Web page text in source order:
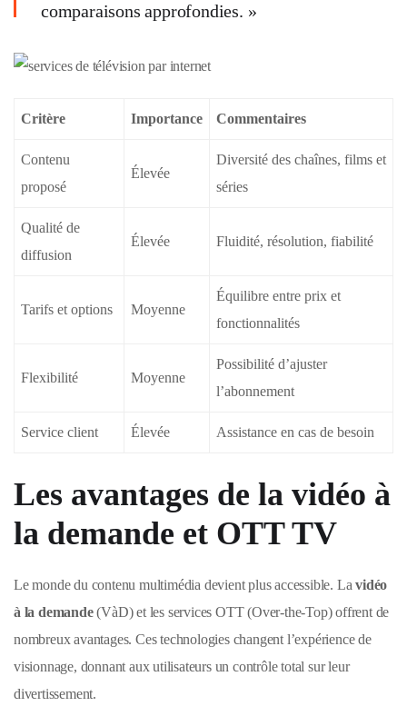
comparaisons approfondies. »
Critère Importance Commentaires
Contenu
proposé
Élevée
Diversité des chaînes, films et
séries
Qualité de
diffusion
Élevée Fluidité, résolution, fiabilité
Tarifs et options Moyenne
Équilibre entre prix et
fonctionnalités
Flexibilité Moyenne
Possibilité d’ajuster
l’abonnement
Service client Élevée Assistance en cas de besoin
Les avantages de la vidéo à
la demande et OTT TV
Le monde du contenu multimédia devient plus accessible. Lavidéo
à la demande(VàD) et les services OTT (Over-the-Top) offrent de
nombreux avantages. Ces technologies changent l’expérience de
visionnage, donnant aux utilisateurs un contrôle total sur leur
divertissement.